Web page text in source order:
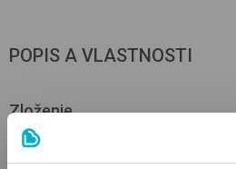
POPIS A VLASTNOSTI
Zloženie
60% bavlna , 35% polyester , 5%